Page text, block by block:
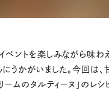
ベントを楽しみながら味わ
にうかがいました。今回は
ームのタルティーヌ」のレ